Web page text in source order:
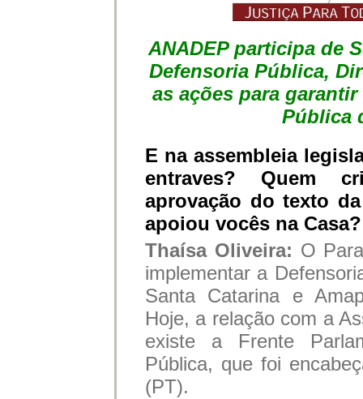
ANADEP participa de
Defensoria Pública,
as ações para
Pública
E na assembleia
entraves? Quem
aprovação do texto
apoiou vocês na Casa?
Thaísa Oliveira: O
implementar a
Santa Catarina e
Hoje, a relação com a
existe a Frente
Pública, que foi
(PT).